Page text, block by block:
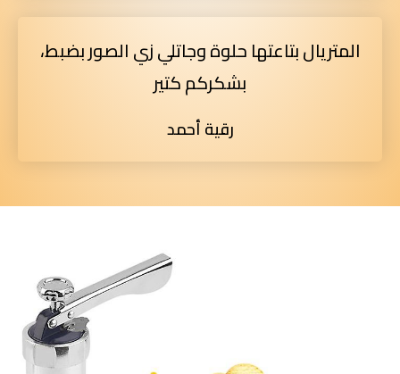
المتريال بتاعتها حلوة وجاتلي زي الصور بضبط،
بشكركم كتير
رقية أحمد